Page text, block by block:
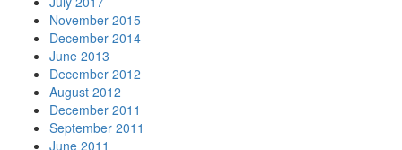
November 2015
December 2014
June 2013
December 2012
August 2012
December 2011
September 2011
June 2011